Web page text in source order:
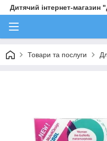
Дитячий інтернет-магазин
Товари та послуги